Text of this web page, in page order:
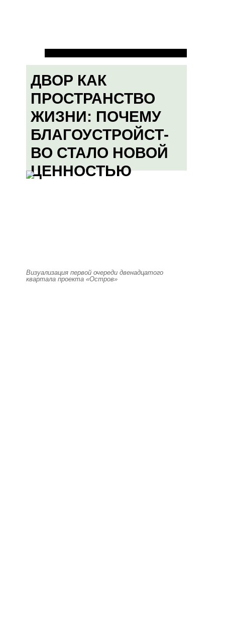
ДВОР КАК
ПРОСТРАНСТВО
ЖИЗНИ: ПОЧЕМУ
БЛАГОУСТРОЙСТ-
ВО СТАЛО НОВОЙ
ЦЕННОСТЬЮ
Визуализация первой очереди двенадцатого
квартала проекта «Остров»